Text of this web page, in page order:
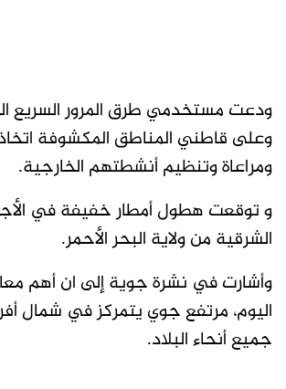
ودعت مستخدمي طرق المرور السريع
وعلى قاطني المناطق المكشوفة اتخاذ
ومراعاة وتنظيم أنشطتهم الخارجية.
و توقعت هطول أمطار خفيفة في
الشرقية من ولاية البحر الأحمر.
وأشارت في نشرة جوية إلى ان أهم
اليوم، مرتفع جوي يتمركز في شمال
جميع أنحاء البلاد.